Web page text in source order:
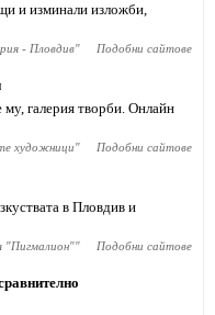
и изминали изложби,
- Пловдив" Подобни сайтове
галерия творби. Онлайн
художници" Подобни сайтове
в Пловдив и
"Пигмалион"" Подобни сайтове